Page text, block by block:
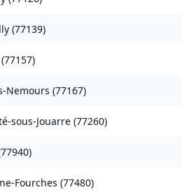
(77139)
(77157)
Nemours (77167)
sous-Jouarre (77260)
77940)
Fourches (77480)